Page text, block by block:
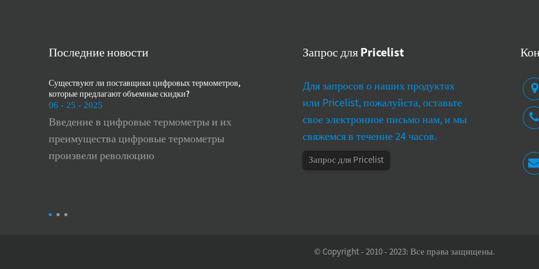
Запрос для Pricelist
Для запросов о наших продуктах
или Pricelist, пожалуйста, оставьте
свое электронное письмо нам, и мы
свяжемся в течение 24 часов.
Запрос для Pricelist
Последние новости
Существуют ли поставщики цифровых термометров,
которые предлагают объемные скидки?
06 - 25 - 2025
Введение в цифровые термометры и их
преимущества цифровые термометры
произвели революцию
Как производители проверяют точность машин
артериального давления?
06 - 22 - 2025
Важность точного измерения измерения
артериального давления (BP) измерение
имеет решающее значение для диагностики
и управления гипертонией, LEA
Где я могу найти
сфигмоманометра?
06 - 19 - 2025
Обзор
© Copyright - 2010 - 2023: Все права защищены.